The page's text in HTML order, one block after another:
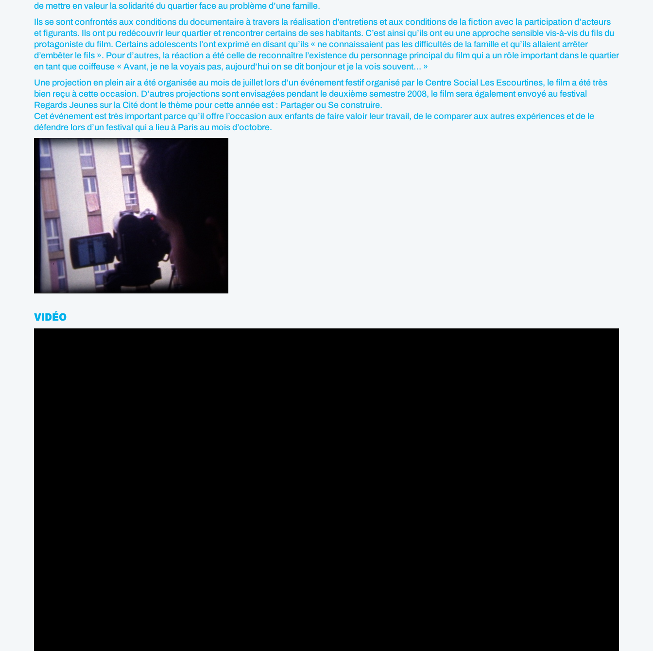
de mettre en valeur la solidarité du quartier face au problème d’une famille.
Ils se sont confrontés aux conditions du documentaire à travers la réalisation d’entretiens et aux conditions de la fiction avec la participation d’acteurs
et figurants. Ils ont pu redécouvrir leur quartier et rencontrer certains de ses habitants. C’est ainsi qu’ils ont eu une approche sensible vis-à-vis du fils du
protagoniste du film. Certains adolescents l’ont exprimé en disant qu’ils « ne connaissaient pas les difficultés de la famille et qu’ils allaient arrêter
d’embêter le fils ». Pour d’autres, la réaction a été celle de reconnaître l’existence du personnage principal du film qui a un rôle important dans le quartier
en tant que coiffeuse « Avant, je ne la voyais pas, aujourd’hui on se dit bonjour et je la vois souvent… »
Une projection en plein air a été organisée au mois de juillet lors d’un événement festif organisé par le Centre Social Les Escourtines, le film a été très
bien reçu à cette occasion. D’autres projections sont envisagées pendant le deuxième semestre 2008, le film sera également envoyé au festival
Regards Jeunes sur la Cité dont le thème pour cette année est : Partager ou Se construire.
Cet événement est très important parce qu’il offre l’occasion aux enfants de faire valoir leur travail, de le comparer aux autres expériences et de le
défendre lors d’un festival qui a lieu à Paris au mois d’octobre.
VIDÉO